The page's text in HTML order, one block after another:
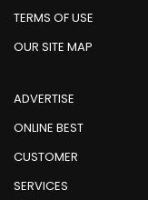
TERMS OF USE
OUR SITE MAP
ADVERTISE
ONLINE BEST
CUSTOMER
SERVICES